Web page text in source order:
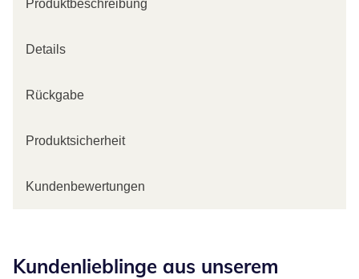
Produktbeschreibung
Details
Rückgabe
Produktsicherheit
Kundenbewertungen
Kundenlieblinge aus unserem